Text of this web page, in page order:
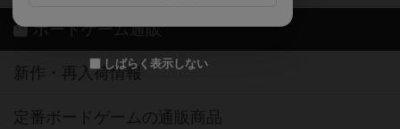
しばらく表示しない
ボードゲーム通販
新作・再入荷情報
定番ボードゲームの通販商品